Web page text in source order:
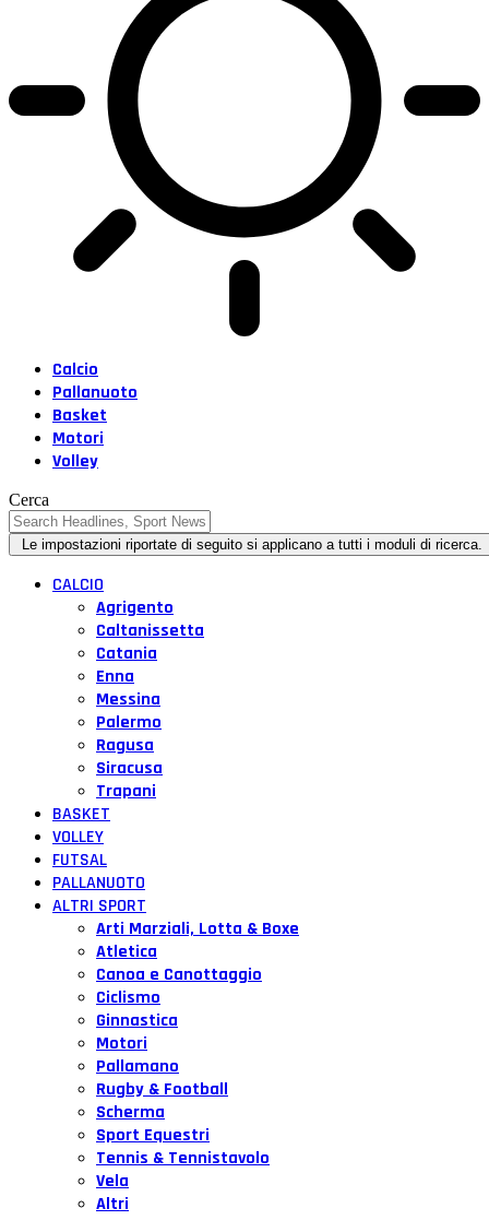
Calcio
Pallanuoto
Basket
Motori
Volley
Cerca
CALCIO
Agrigento
Caltanissetta
Catania
Enna
Messina
Palermo
Ragusa
Siracusa
Trapani
BASKET
VOLLEY
FUTSAL
PALLANUOTO
ALTRI SPORT
Arti Marziali, Lotta & Boxe
Atletica
Canoa e Canottaggio
Ciclismo
Ginnastica
Motori
Pallamano
Rugby & Football
Scherma
Sport Equestri
Tennis & Tennistavolo
Vela
Altri